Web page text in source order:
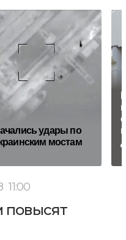
удары по
мостам
11:00
повысят